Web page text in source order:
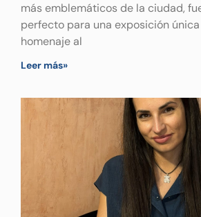
más emblemáticos de la ciudad,
perfecto para una exposición
homenaje al
Leer más»